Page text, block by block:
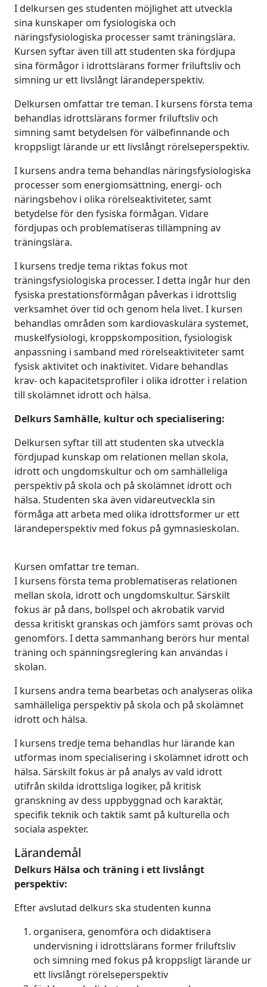
I delkursen ges studenten möjlighet att utveckla
sina kunskaper om fysiologiska och
näringsfysiologiska processer samt träningslära.
Kursen syftar även till att studenten ska fördjupa
sina förmågor i idrottslärans former friluftsliv och
simning ur ett livslångt lärandeperspektiv.
Delkursen omfattar tre teman. I kursens första tema
behandlas idrottslärans former friluftsliv och
simning samt betydelsen för välbefinnande och
kroppsligt lärande ur ett livslångt rörelseperspektiv.
I kursens andra tema behandlas näringsfysiologiska
processer som energiomsättning, energi- och
näringsbehov i olika rörelseaktiviteter, samt
betydelse för den fysiska förmågan. Vidare
fördjupas och problematiseras tillämpning av
träningslära.
I kursens tredje tema riktas fokus mot
träningsfysiologiska processer. I detta ingår hur den
fysiska prestationsförmågan påverkas i idrottslig
verksamhet över tid och genom hela livet. I kursen
behandlas områden som kardiovaskulära systemet,
muskelfysiologi, kroppskomposition, fysiologisk
anpassning i samband med rörelseaktiviteter samt
fysisk aktivitet och inaktivitet. Vidare behandlas
krav- och kapacitetsprofiler i olika idrotter i relation
till skolämnet idrott och hälsa.
Delkurs Samhälle, kultur och specialisering:
Delkursen syftar till att studenten ska utveckla
fördjupad kunskap om relationen mellan skola,
idrott och ungdomskultur och om samhälleliga
perspektiv på skola och på skolämnet idrott och
hälsa. Studenten ska även vidareutveckla sin
förmåga att arbeta med olika idrottsformer ur ett
lärandeperspektiv med fokus på gymnasieskolan.
Kursen omfattar tre teman.
I kursens första tema problematiseras relationen
mellan skola, idrott och ungdomskultur. Särskilt
fokus är på dans, bollspel och akrobatik varvid
dessa kritiskt granskas och jämförs samt prövas och
genomförs. I detta sammanhang berörs hur mental
träning och spänningsreglering kan användas i
skolan.
I kursens andra tema bearbetas och analyseras olika
samhälleliga perspektiv på skola och på skolämnet
idrott och hälsa.
I kursens tredje tema behandlas hur lärande kan
utformas inom specialisering i skolämnet idrott och
hälsa. Särskilt fokus är på analys av vald idrott
utifrån skilda idrottsliga logiker, på kritisk
granskning av dess uppbyggnad och karaktär,
specifik teknik och taktik samt på kulturella och
sociala aspekter.
Lärandemål
Delkurs Hälsa och träning i ett livslångt
perspektiv:
Efter avslutad delkurs ska studenten kunna
organisera, genomföra och didaktisera
undervisning i idrottslärans former friluftsliv
och simning med fokus på kroppsligt lärande ur
ett livslångt rörelseperspektiv